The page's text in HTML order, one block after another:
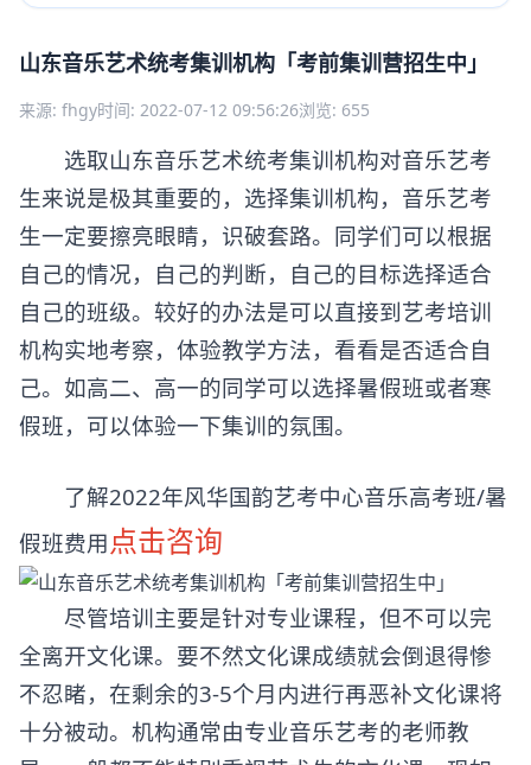
山东音乐艺术统考集训机构「考前集训营招生中」
来源: fhgy时间: 2022-07-12 09:56:26浏览: 655
选取山东音乐艺术统考集训机构对音乐艺考
生来说是极其重要的，选择集训机构，音乐艺考
生一定要擦亮眼睛，识破套路。同学们可以根据
自己的情况，自己的判断，自己的目标选择适合
自己的班级。较好的办法是可以直接到艺考培训
机构实地考察，体验教学方法，看看是否适合自
己。如高二、高一的同学可以选择暑假班或者寒
假班，可以体验一下集训的氛围。
了解2022年风华国韵艺考中心音乐高考班/暑
假班费用点击咨询
尽管培训主要是针对专业课程，但不可以完
全离开文化课。要不然文化课成绩就会倒退得惨
不忍睹，在剩余的3-5个月内进行再恶补文化课将
十分被动。机构通常由专业音乐艺考的老师教